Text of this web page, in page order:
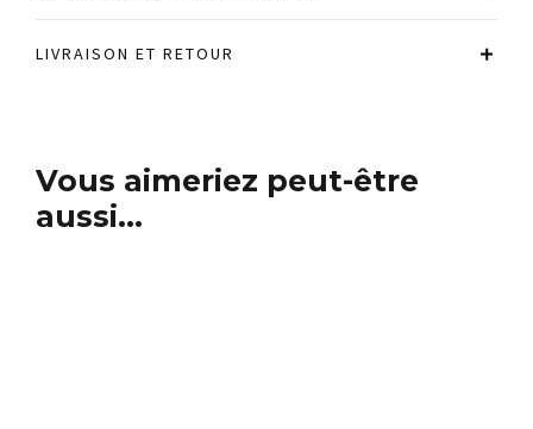
LIVRAISON ET RETOUR
Vous aimeriez peut-être
aussi…